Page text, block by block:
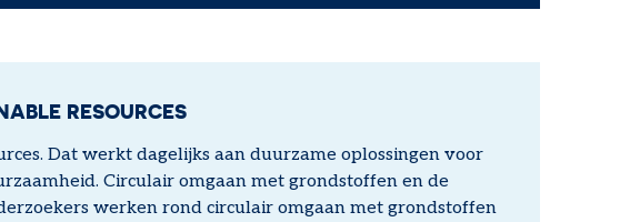
RESOURCES
Dat werkt dagelijks aan duurzame oplossingen voor
Circulair omgaan met grondstoffen en de
werken rond circulair omgaan met grondstoffen